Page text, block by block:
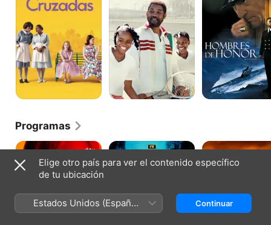
Programas
Lucky
Justified:
salvaje
Lovecraft
Elige otro país para ver el contenido específico
de tu ubicación
Estados Unidos (Español
México)
Continuar